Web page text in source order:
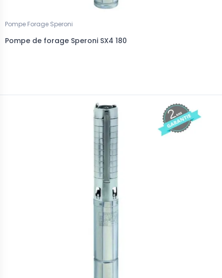
Pompe Forage Speroni
Pompe de forage Speroni SX4 180